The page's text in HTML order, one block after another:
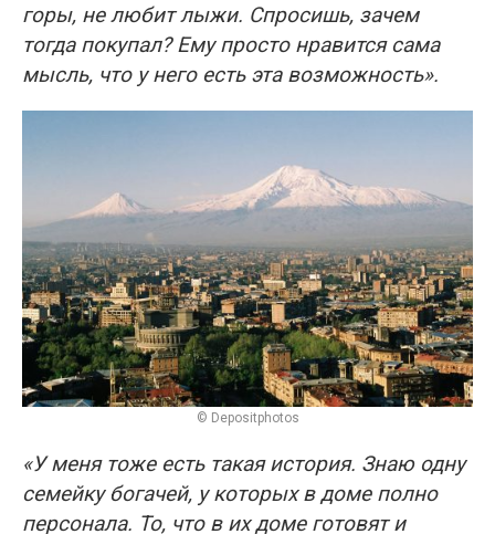
горы, не любит лыжи. Спросишь, зачем
тогда покупал? Ему просто нравится сама
мысль, что у него есть эта возможность».
© Depositphotos
«У меня тоже есть такая история. Знаю одну
семейку богачей, у которых в доме полно
персонала. То, что в их доме готовят и